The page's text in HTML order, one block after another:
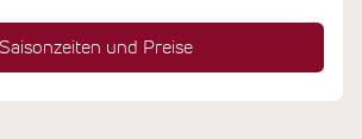
Saisonzeiten und Preise